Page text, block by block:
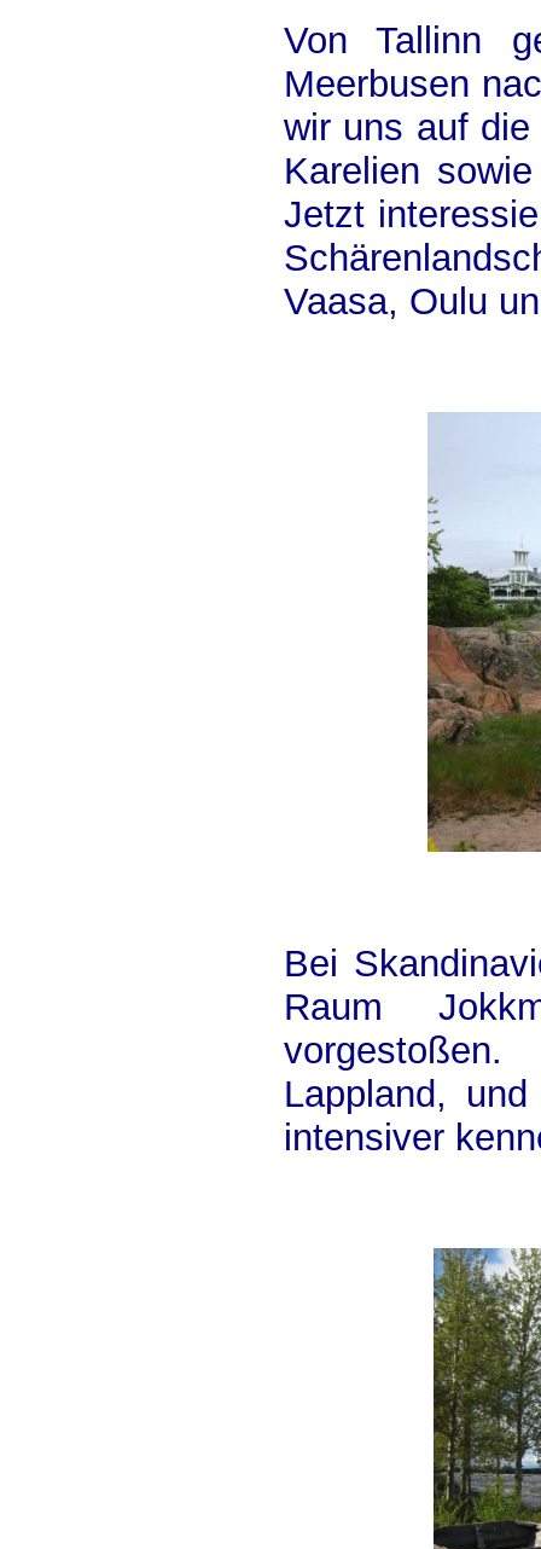
Von Tallinn
Meerbusen
wir uns auf
Karelien
Jetzt
Vaasa, Oulu
Bei
Raum
Lappland,
intensiver